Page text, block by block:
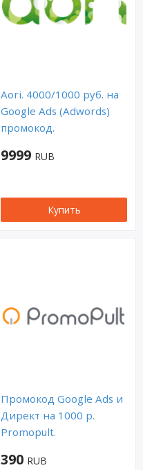
Aori. 4000/1000 руб. на
Google Ads (Adwords)
промокод.
9999 RUB
Купить
Промокод Google Ads и
Директ на 1000 р.
Promopult.
390 RUB